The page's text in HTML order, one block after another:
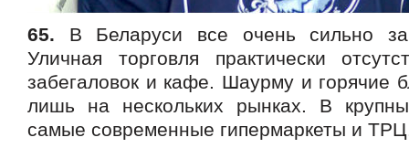
65. В Беларуси все очень сильно
Уличная торговля практически
забегаловок и кафе. Шаурму и горячие
лишь на нескольких рынках. В
самые современные гипермаркеты и